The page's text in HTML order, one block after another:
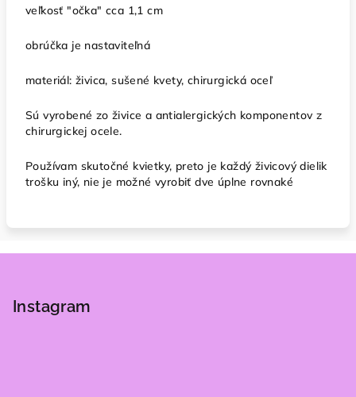
veľkosť "očka" cca 1,1 cm
obrúčka je nastaviteľná
materiál: živica, sušené kvety, chirurgická oceľ
Sú vyrobené zo živice a antialergických komponentov z
chirurgickej ocele.
Používam skutočné kvietky, preto je každý živicový dielik
trošku iný, nie je možné vyrobiť dve úplne rovnaké
Instagram